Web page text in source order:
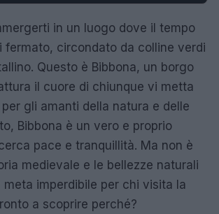
in un luogo dove il tempo
fermato, circondato da colline verdi
Questo è Bibbona, un borgo
il cuore di chiunque vi metta
gli amanti della natura e delle
Bibbona è un vero e proprio
pace e tranquillità. Ma non è
medievale e le bellezze naturali
meta imperdibile per chi visita la
a scoprire perché?